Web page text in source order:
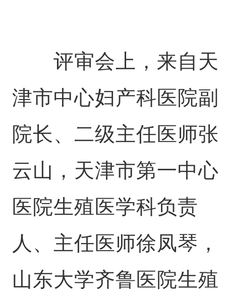
评审会上，来自天
津市中心妇产科医院副
院长、二级主任医师张
云山，天津市第一中心
医院生殖医学科负责
人、主任医师徐凤琴，
山东大学齐鲁医院生殖